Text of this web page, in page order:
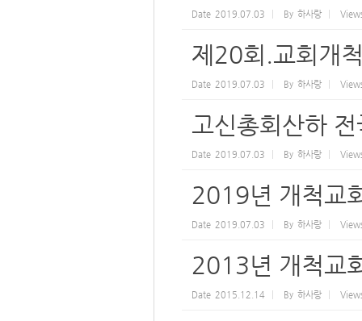
Date 2019.07.03 By 하사랑
제20회.교회개
Date 2019.07.03 By 하사랑
고신총회산하
Date 2019.07.03 By 하사랑
2019년 개척교
Date 2019.07.03 By 하사랑
2013년 개척교
Date 2015.12.14 By 하사랑